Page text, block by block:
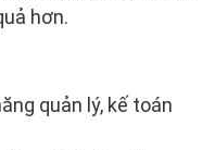
hơn.
quản lý, kế toán